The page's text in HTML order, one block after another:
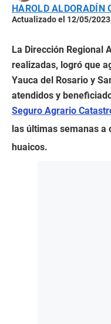
HAROLD ALDORADÍN
Actualizado el 12/05/
La Dirección Regional
realizadas, logró que
Yauca del Rosario y
atendidos y
Seguro Agrario
las últimas semanas a
huaicos.